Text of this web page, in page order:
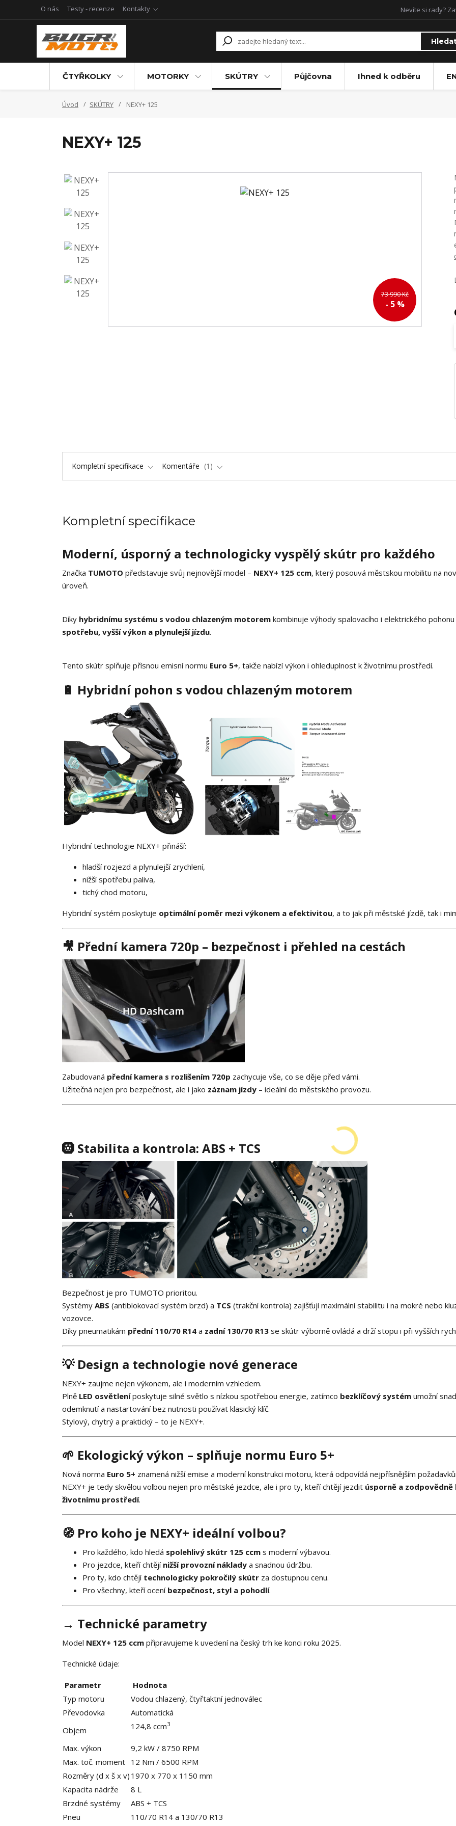
O nás Testy - recenze Kontakty Nevíte si rady?
ČTYŘKOLKY MOTORKY SKÚTRY Půjčovna Ihned k odběru
Úvod SKÚTRY NEXY+ 125
NEXY+ 125
73 990 Kč
- 5 %
Kompletní specifikace Komentáře 1
Kompletní specifikace
Moderní, úsporný a technologicky vyspělý skútr pro každého
Značka TUMOTO představuje svůj nejnovější model – NEXY+ 125 ccm, který posouvá městskou mobilitu na
úroveň.
Díky hybridnímu systému s vodou chlazeným motorem kombinuje výhody spalovacího i elektrického pohonu
spotřebu, vyšší výkon a plynulejší jízdu.
Tento skútr splňuje přísnou emisní normu Euro 5+, takže nabízí výkon i ohleduplnost k životnímu prostředí.
🔋 Hybridní pohon s vodou chlazeným motorem
Hybridní technologie NEXY+ přináší:
hladší rozjezd a plynulejší zrychlení,
nižší spotřebu paliva,
tichý chod motoru,
Hybridní systém poskytuje optimální poměr mezi výkonem a efektivitou, a to jak při městské jízdě, tak i
🎥 Přední kamera 720p – bezpečnost i přehled na cestách
Zabudovaná přední kamera s rozlišením 720p zachycuje vše, co se děje před vámi.
Užitečná nejen pro bezpečnost, ale i jako záznam jízdy – ideální do městského provozu.
🛞 Stabilita a kontrola: ABS + TCS
Bezpečnost je pro TUMOTO prioritou.
Systémy ABS (antiblokovací systém brzd) a TCS (trakční kontrola) zajišťují maximální stabilitu i na mokré nebo
vozovce.
Díky pneumatikám přední 110/70 R14 a zadní 130/70 R13 se skútr výborně ovládá a drží stopu i při vyšších
💡 Design a technologie nové generace
NEXY+ zaujme nejen výkonem, ale i moderním vzhledem.
Plně LED osvětleníposkytuje silné světlo s nízkou spotřebou energie, zatímco bezklíčový systém umožní
odemknutí a nastartování bez nutnosti používat klasický klíč.
Stylový, chytrý a praktický – to je NEXY+.
🌱 Ekologický výkon – splňuje normu Euro 5+
Nová norma Euro 5+ znamená nižší emise a moderní konstrukci motoru, která odpovídá nejpřísnějším
NEXY+ je tedy skvělou volbou nejen pro městské jezdce, ale i pro ty, kteří chtějí jezdit úsporně a zodpovědně
životnímu prostředí.
🧭 Pro koho je NEXY+ ideální volbou?
Pro každého, kdo hledá spolehlivý skútr 125 ccm s moderní výbavou.
Pro jezdce, kteří chtějí nižší provozní náklady a snadnou údržbu.
Pro ty, kdo chtějí technologicky pokročilý skútr za dostupnou cenu.
Pro všechny, kteří ocení bezpečnost, styl a pohodlí.
→ Technické parametry
Model NEXY+ 125 ccm připravujeme k uvedení na český trh ke konci roku 2025.
Technické údaje:
Parametr
Hodnota
Typ motoru
Vodou chlazený, čtyřtaktní jednoválec
Převodovka
Automatická
Objem
124,8 ccm3
Max. výkon
9,2 kW / 8750 RPM
Max. toč. moment 12 Nm / 6500 RPM
Rozměry (d x š x v) 1970 x 770 x 1150 mm
Kapacita nádrže
8 L
Brzdné systémy
ABS + TCS
Pneu
110/70 R14 a 130/70 R13